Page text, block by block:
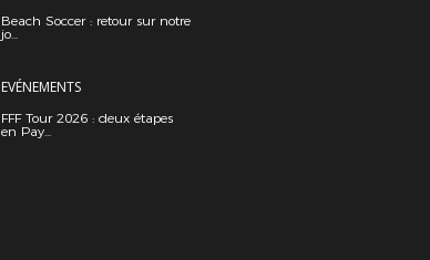
Beach Soccer : retour sur notre
jo...
EVÉNEMENTS
FFF Tour 2026 : deux étapes
en Pay...